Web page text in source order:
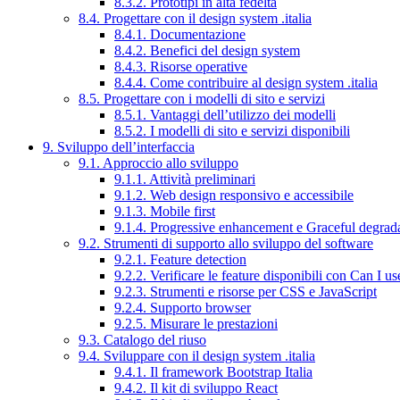
8.4. Progettare con il design system .italia
8.4.1. Documentazione
8.4.2. Benefici del design system
8.4.3. Risorse operative
8.4.4. Come contribuire al design system .italia
8.5. Progettare con i modelli di sito e servizi
8.5.1. Vantaggi dell’utilizzo dei modelli
8.5.2. I modelli di sito e servizi disponibili
9. Sviluppo dell’interfaccia
9.1. Approccio allo sviluppo
9.1.1. Attività preliminari
9.1.2. Web design responsivo e accessibile
9.1.3. Mobile first
9.1.4. Progressive enhancement e Graceful
9.2. Strumenti di supporto allo sviluppo del software
9.2.1. Feature detection
9.2.2. Verificare le feature disponibili con Can I
9.2.3. Strumenti e risorse per CSS e JavaScript
9.2.4. Supporto browser
9.2.5. Misurare le prestazioni
9.3. Catalogo del riuso
9.4. Sviluppare con il design system .italia
9.4.1. Il framework Bootstrap Italia
9.4.2. Il kit di sviluppo React